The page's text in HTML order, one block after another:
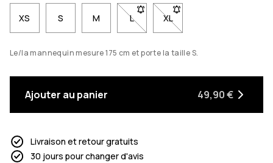
XS S M L- Taille L non disponible. Clique
XL- Taille XL non
Le/la mannequin mesure 175 cm et porte la taille S.
Ajouter au panier 49,90 €
Livraison et retour gratuits
30 jours pour changer d'avis